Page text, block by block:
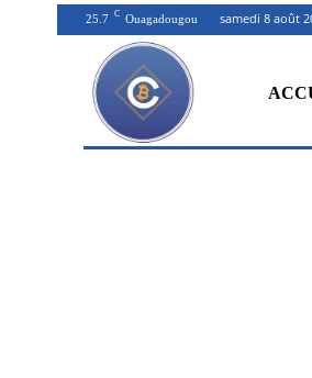
25.7 C Ouagadougou samedi 8 août